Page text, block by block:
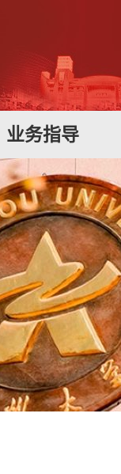
业务指导